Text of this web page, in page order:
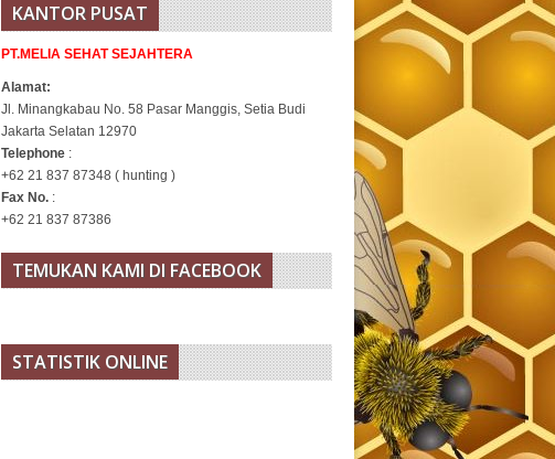
KANTOR PUSAT
PT.MELIA SEHAT SEJAHTERA
Alamat:
Jl. Minangkabau No. 58 Pasar Manggis, Setia Budi
Jakarta Selatan 12970
Telephone :
+62 21 837 87348 ( hunting )
Fax No. :
+62 21 837 87386
TEMUKAN KAMI DI FACEBOOK
STATISTIK ONLINE